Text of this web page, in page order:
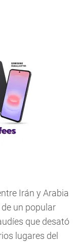
Irán y Arabia
un popular
que desató
lugares del